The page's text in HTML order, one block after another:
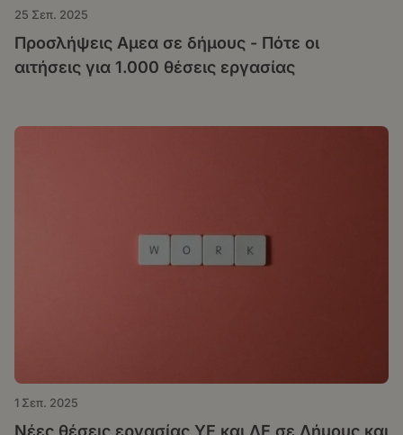
25 Σεπ. 2025
Προσλήψεις Αμεα σε δήμους - Πότε οι
αιτήσεις για 1.000 θέσεις εργασίας
1 Σεπ. 2025
Νέες θέσεις εργασίας ΥΕ και ΔΕ σε Δήμους και